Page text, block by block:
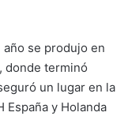
se produjo en
donde terminó
un lugar en la
España y Holanda